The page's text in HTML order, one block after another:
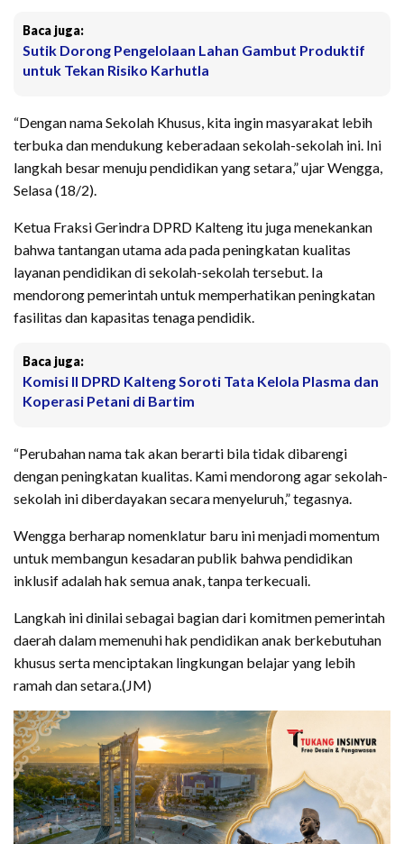
Baca juga:
Sutik Dorong Pengelolaan Lahan Gambut Produktif
untuk Tekan Risiko Karhutla
“Dengan nama Sekolah Khusus, kita ingin masyarakat lebih
terbuka dan mendukung keberadaan sekolah-sekolah ini. Ini
langkah besar menuju pendidikan yang setara,” ujar Wengga,
Selasa (18/2).
Ketua Fraksi Gerindra DPRD Kalteng itu juga menekankan
bahwa tantangan utama ada pada peningkatan kualitas
layanan pendidikan di sekolah-sekolah tersebut. Ia
mendorong pemerintah untuk memperhatikan peningkatan
fasilitas dan kapasitas tenaga pendidik.
Baca juga:
Komisi II DPRD Kalteng Soroti Tata Kelola Plasma dan
Koperasi Petani di Bartim
“Perubahan nama tak akan berarti bila tidak dibarengi
dengan peningkatan kualitas. Kami mendorong agar sekolah-
sekolah ini diberdayakan secara menyeluruh,” tegasnya.
Wengga berharap nomenklatur baru ini menjadi momentum
untuk membangun kesadaran publik bahwa pendidikan
inklusif adalah hak semua anak, tanpa terkecuali.
Langkah ini dinilai sebagai bagian dari komitmen pemerintah
daerah dalam memenuhi hak pendidikan anak berkebutuhan
khusus serta menciptakan lingkungan belajar yang lebih
ramah dan setara.(JM)